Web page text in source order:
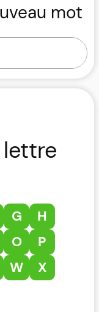
mot
G
H
O
P
W
X